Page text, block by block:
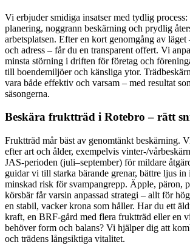
Vi erbjuder smidiga insatser med tydlig process:
planering, noggrann beskärning och prydlig
arbetsplatsen. Efter en kort genomgång av
och adress – får du en transparent offert. Vi
minsta störning i driften för företag och
till boendemiljöer och känsliga ytor.
vara både effektiv och varsam – med resultat
säsongerna.
Beskära fruktträd i Rotebro – rätt
Fruktträd mår bäst av genomtänkt beskärning.
efter art och ålder, exempelvis vinter-/
JAS-perioden (juli–september) för mildare
guidar vi till starka bärande grenar, bättre ljus in
minskad risk för svampangrepp. Äpple, päron,
körsbär får varsin anpassad strategi – allt för
en stabil, vacker krona som håller. Har du ett
kraft, en BRF-gård med flera fruktträd eller en
behöver form och balans? Vi hjälper dig att
och trädens långsiktiga vitalitet.